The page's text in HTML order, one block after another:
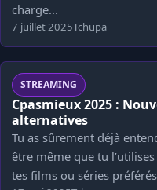
charge...
7 juillet 2025Tchupa
STREAMING
Cpasmieux 2025 :
alternatives
Tu as sûrement déjà
être même que tu
tes films ou séries